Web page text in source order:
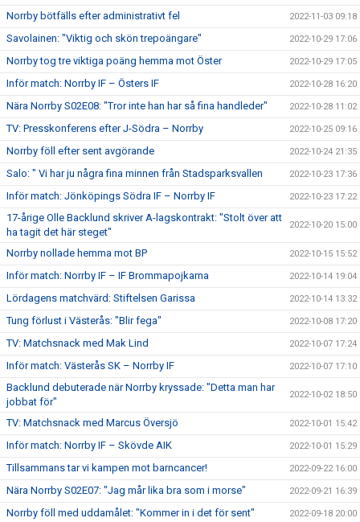
Norrby bötfälls efter administrativt fel 2022-11-03 09:18
Savolainen: "Viktig och skön trepoängare" 2022-10-29 17:06
Norrby tog tre viktiga poäng hemma mot Öster 2022-10-29 17:05
Inför match: Norrby IF – Östers IF 2022-10-28 16:20
Nära Norrby S02E08: "Tror inte han har så fina handleder" 2022-10-28 11:02
TV: Presskonferens efter J-Södra – Norrby 2022-10-25 09:16
Norrby föll efter sent avgörande 2022-10-24 21:35
Salo: " Vi har ju några fina minnen från Stadsparksvallen 2022-10-23 17:36
Inför match: Jönköpings Södra IF – Norrby IF 2022-10-23 17:22
17-årige Olle Backlund skriver A-lagskontrakt: "Stolt över att
ha tagit det här steget"
2022-10-20 15:00
Norrby nollade hemma mot BP 2022-10-15 15:52
Inför match: Norrby IF – IF Brommapojkarna 2022-10-14 19:04
Lördagens matchvärd: Stiftelsen Garissa 2022-10-14 13:32
Tung förlust i Västerås: "Blir fega" 2022-10-08 17:20
TV: Matchsnack med Mak Lind 2022-10-07 17:24
Inför match: Västerås SK – Norrby IF 2022-10-07 17:10
Backlund debuterade när Norrby kryssade: "Detta man har
jobbat för"
2022-10-02 18:50
TV: Matchsnack med Marcus Översjö 2022-10-01 15:42
Inför match: Norrby IF – Skövde AIK 2022-10-01 15:29
Tillsammans tar vi kampen mot barncancer! 2022-09-22 16:00
Nära Norrby S02E07: "Jag mår lika bra som i morse" 2022-09-21 16:39
Norrby föll med uddamålet: "Kommer in i det för sent" 2022-09-18 20:00